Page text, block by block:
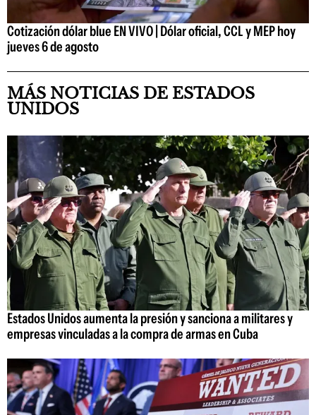
Cotización dólar blue EN VIVO | Dólar oficial, CCL y MEP hoy
jueves 6 de agosto
MÁS NOTICIAS DE ESTADOS
UNIDOS
Estados Unidos aumenta la presión y sanciona a militares y
empresas vinculadas a la compra de armas en Cuba